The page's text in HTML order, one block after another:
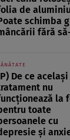
de
schimba
fără
De ce același
nu
la
toate
cu
și